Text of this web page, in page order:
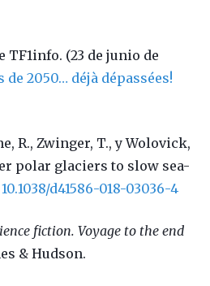
TF1info. (23 de junio de
2050… déjà dépassées!
R., Zwinger, T., y Wolovick,
polar glaciers to slow sea-
10.1038/d41586-018-03036-4
fiction. Voyage to the end
& Hudson.